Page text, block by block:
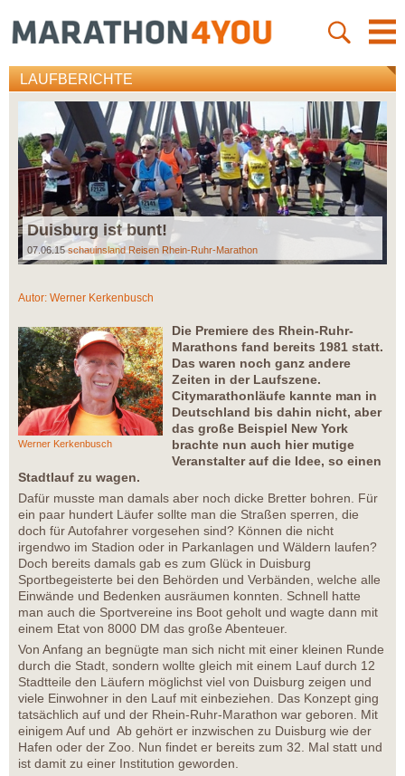
LAUFBERICHTE
Duisburg ist bunt!
07.06.15schauinsland Reisen Rhein-Ruhr-Marathon
Autor: Werner Kerkenbusch
Werner Kerkenbusch
Die Premiere des Rhein-Ruhr-
Marathons fand bereits 1981 statt.
Das waren noch ganz andere
Zeiten in der Laufszene.
Citymarathonläufe kannte man in
Deutschland bis dahin nicht, aber
das große Beispiel New York
brachte nun auch hier mutige
Veranstalter auf die Idee, so einen
Stadtlauf zu wagen.
Dafür musste man damals aber noch dicke Bretter bohren. Für
ein paar hundert Läufer sollte man die Straßen sperren, die
doch für Autofahrer vorgesehen sind? Können die nicht
irgendwo im Stadion oder in Parkanlagen und Wäldern laufen?
Doch bereits damals gab es zum Glück in Duisburg
Sportbegeisterte bei den Behörden und Verbänden, welche alle
Einwände und Bedenken ausräumen konnten. Schnell hatte
man auch die Sportvereine ins Boot geholt und wagte dann mit
einem Etat von 8000 DM das große Abenteuer.
Von Anfang an begnügte man sich nicht mit einer kleinen Runde
durch die Stadt, sondern wollte gleich mit einem Lauf durch 12
Stadtteile den Läufern möglichst viel von Duisburg zeigen und
viele Einwohner in den Lauf mit einbeziehen. Das Konzept ging
tatsächlich auf und der Rhein-Ruhr-Marathon war geboren. Mit
einigem Auf und Ab gehört er inzwischen zu Duisburg wie der
Hafen oder der Zoo. Nun findet er bereits zum 32. Mal statt und
ist damit zu einer Institution geworden.